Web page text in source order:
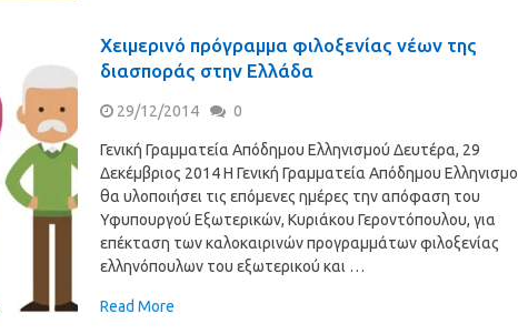
Χειμερινό πρόγραμμα φιλοξενίας νέων της
διασποράς στην Ελλάδα
29/12/2014 0
Γενική Γραμματεία Απόδημου Ελληνισμού Δευτέρα, 29
Δεκέμβριος 2014 Η Γενική Γραμματεία Απόδημου
θα υλοποιήσει τις επόμενες ημέρες την απόφαση του
Υφυπουργού Εξωτερικών, Κυριάκου Γεροντόπουλου, για
επέκταση των καλοκαιρινών προγραμμάτων φιλοξενίας
ελληνόπουλων του εξωτερικού και …
Read More